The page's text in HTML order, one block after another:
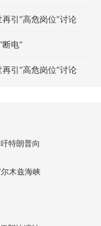
引“高危岗位”讨论
电”
引“高危岗位”讨论
特朗普向
木兹海峡